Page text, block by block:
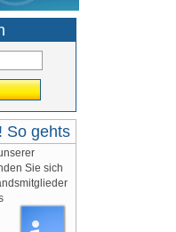
So gehts
Sie sich